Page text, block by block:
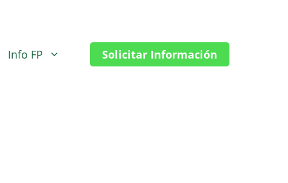
Info FP Solicitar Información